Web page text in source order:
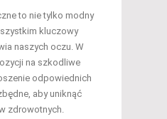
to nie tylko modny
kluczowy
naszych oczu. W
na szkodliwe
odpowiednich
aby uniknąć
zdrowotnych.